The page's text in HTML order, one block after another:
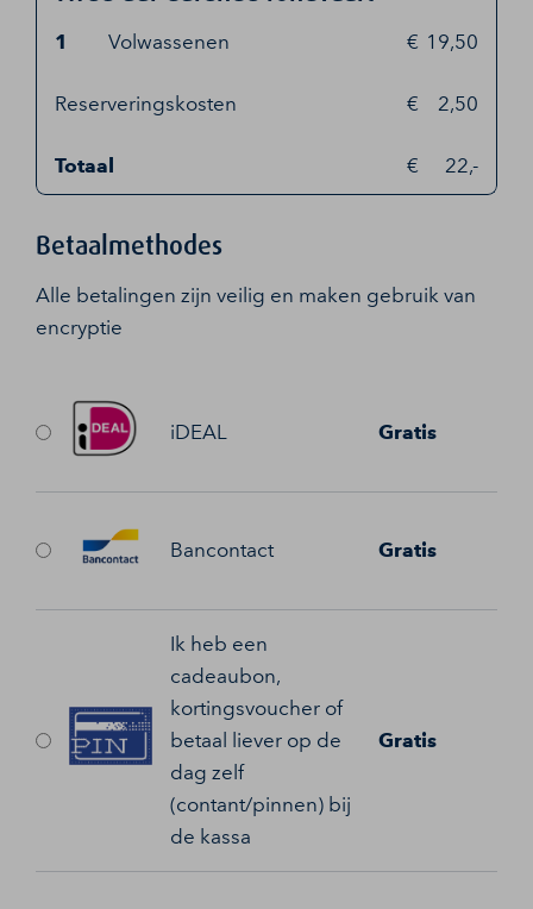
1 Volwassenen 19,50
Reserveringskosten 2,50
Totaal 22,-
Betaalmethodes
Alle betalingen zijn veilig en maken gebruik van
encryptie
iDEAL Gratis
Bancontact Gratis
Ik heb een
cadeaubon,
kortingsvoucher of
betaal liever op de
dag zelf
(contant/pinnen) bij
de kassa
Gratis